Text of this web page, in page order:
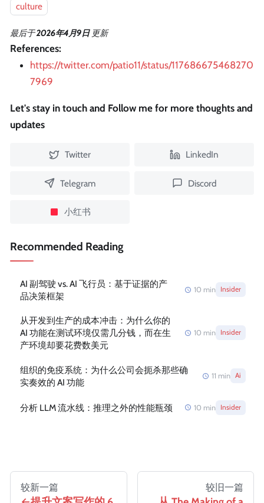
culture
最后于2026年4月9日 更新
References:
https://twitter.com/patio11/status/117686675468270
7969
Let's stay in touch and Follow me for more thoughts and
updates
Twitter LinkedIn
Telegram Discord
小红书
Recommended Reading
AI 副驾驶 vs. AI 飞行员：基于证据的产
品决策框架
10 min Insider
从开发到生产的成本冲击：为什么你的
AI 功能在测试环境仅需几分钱，而在生
产环境却要花费数美元
10 min Insider
组织的免疫系统：为什么公司会扼杀那些确
实奏效的 AI 功能
11 min Ai
分析 LLM 流水线：推理之外的性能瓶颈 10 min Insider
较新一篇 较旧一篇